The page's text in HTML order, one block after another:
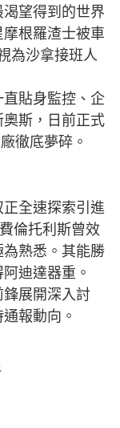
望得到的世界
根羅渣士被車
為沙拿接班人
貼身監控、企
斯，日前正式
徹底夢碎。
全速探索引進
倫托利斯曾效
熟悉。其能勝
迪達器重。
展開深入討
報動向。